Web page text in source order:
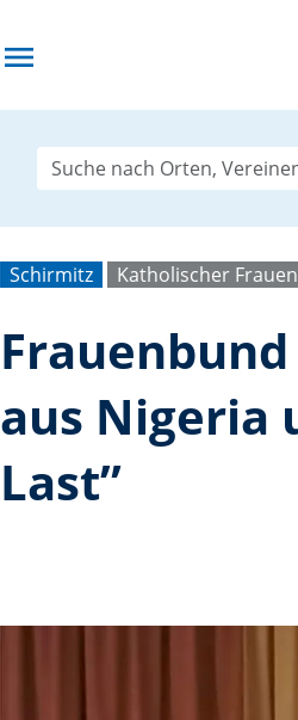
menu
Schirmitz Katholischer
aus Nigeria
Last”